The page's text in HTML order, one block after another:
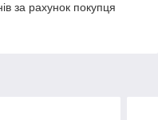
за рахунок покупця